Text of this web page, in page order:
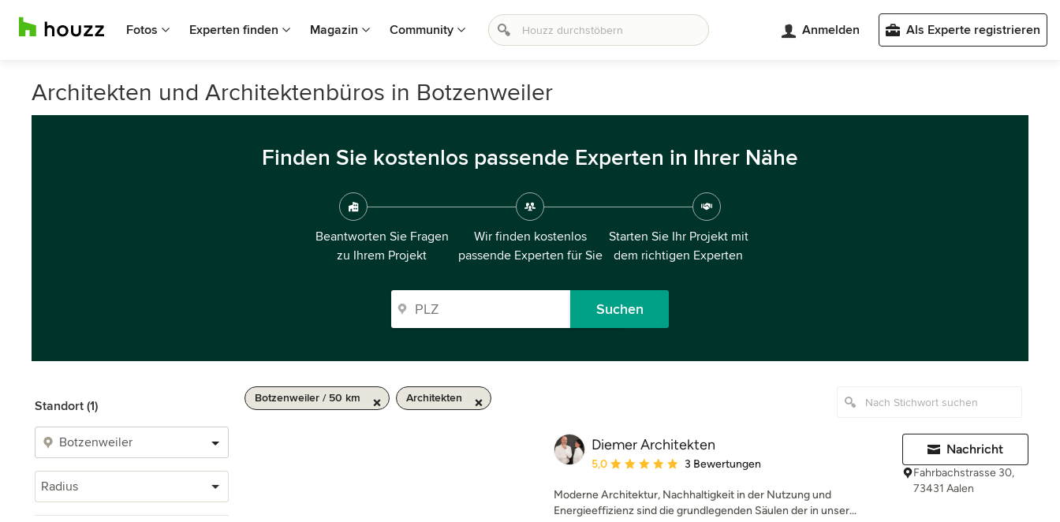
Fotos Experten finden Magazin Community Anmelden Als Experte registrieren
Architekten und Architektenbüros in Botzenweiler
Finden Sie kostenlos passende Experten in Ihrer Nähe
Beantworten Sie Fragen
zu Ihrem Projekt
Wir finden kostenlos
passende Experten für Sie
Starten Sie Ihr Projekt mit
dem richtigen Experten
Suchen
Standort (1)
Radius
Botzenweiler / 50 km Architekten
Diemer Architekten
Durchschnittliche Bewertung: 5 von 5 Sternen
5,0 3 Bewertungen
Moderne Architektur, Nachhaltigkeit in der Nutzung und
Energieeffizienz sind die grundlegenden Säulen der in unser...
Nachricht
Fahrbachstrasse 30,
73431 Aalen